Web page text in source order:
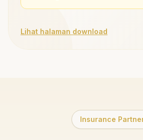
Lihat halaman download
Insurance